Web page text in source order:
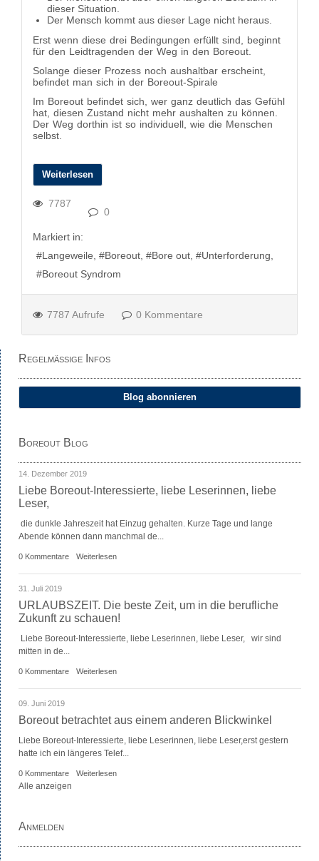
Regelmäßige Infos
Blog abonnieren
Boreout Blog
14. Dezember 2019
Liebe Boreout-Interessierte, liebe Leserinnen, liebe
Leser,
die dunkle Jahreszeit hat Einzug gehalten. Kurze Tage und lange
Abende können dann manchmal de...
0 Kommentare Weiterlesen
31. Juli 2019
URLAUBSZEIT. Die beste Zeit, um in die berufliche
Zukunft zu schauen!
Liebe Boreout-Interessierte, liebe Leserinnen, liebe Leser, wir sind
mitten in de...
0 Kommentare Weiterlesen
09. Juni 2019
Boreout betrachtet aus einem anderen Blickwinkel
Liebe Boreout-Interessierte, liebe Leserinnen, liebe Leser,erst gestern
hatte ich ein längeres Telef...
0 Kommentare Weiterlesen
Alle anzeigen
Anmelden
dieser Situation.
Der Mensch kommt aus dieser Lage nicht heraus.
Erst wenn diese drei Bedingungen erfüllt sind, beginnt
für den Leidtragenden der Weg in den Boreout.
Solange dieser Prozess noch aushaltbar erscheint,
befindet man sich in der Boreout-Spirale
Im Boreout befindet sich, wer ganz deutlich das Gefühl
hat, diesen Zustand nicht mehr aushalten zu können.
Der Weg dorthin ist so individuell, wie die Menschen
selbst.
Weiterlesen
7787
0
Markiert in:
Langeweile
Boreout Bore out
Unterforderung
Boreout Syndrom
7787 Aufrufe 0 Kommentare